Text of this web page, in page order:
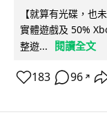
【就算有光碟，也
實體遊戲及 50%
整遊...
閱讀全文
183 96 ↗